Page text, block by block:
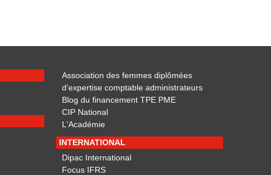
Association des femmes diplômées
d'expertise comptable administrateurs
Blog du financement TPE PME
CIP National
L'Académie
INTERNATIONAL
Dipac International
Focus IFRS